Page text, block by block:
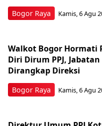
Bogor Raya Kamis, 6 Agu
Bogor Raya
Walkot Bogor Hormati
Diri Dirum PPJ,
Dirangkap Direksi
Kamis, 6 Agu